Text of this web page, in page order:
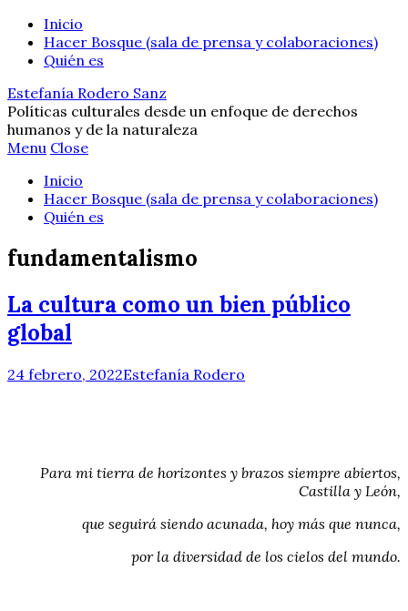
Inicio
Hacer Bosque (sala de prensa y colaboraciones)
Quién es
Estefanía Rodero Sanz
Políticas culturales desde un enfoque de derechos
humanos y de la naturaleza
Menu Close
Inicio
Hacer Bosque (sala de prensa y colaboraciones)
Quién es
fundamentalismo
La cultura como un bien público
global
24 febrero, 2022Estefanía Rodero
Para mi tierra de horizontes y brazos siempre abiertos,
Castilla y León,
que seguirá siendo acunada, hoy más que nunca,
por la diversidad de los cielos del mundo.